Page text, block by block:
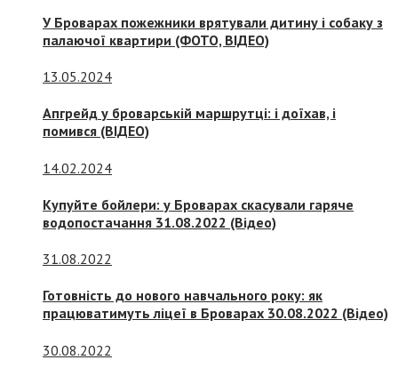
У Броварах пожежники врятували дитину і собаку з
палаючої квартири (ФОТО, ВІДЕО)
13.05.2024
Апгрейд у броварській маршрутці: і доїхав, і
помився (ВІДЕО)
14.02.2024
Купуйте бойлери: у Броварах скасували гаряче
водопостачання 31.08.2022 (Відео)
31.08.2022
Готовність до нового навчального року: як
працюватимуть ліцеї в Броварах 30.08.2022 (Відео)
30.08.2022